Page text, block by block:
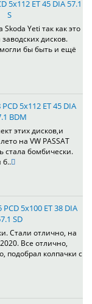
5x112 ET 45 DIA 57.1
S
Yeti так как это
дисков.
бы быть и ещё
PCD 5x112 ET 45 DIA
BDM
этих дисков,и
на VW PASSAT
стала бомбически.
б..
5x100 ET 38 DIA
SD
Стали отлично, на
Все отлично,
подобрал колпачки с